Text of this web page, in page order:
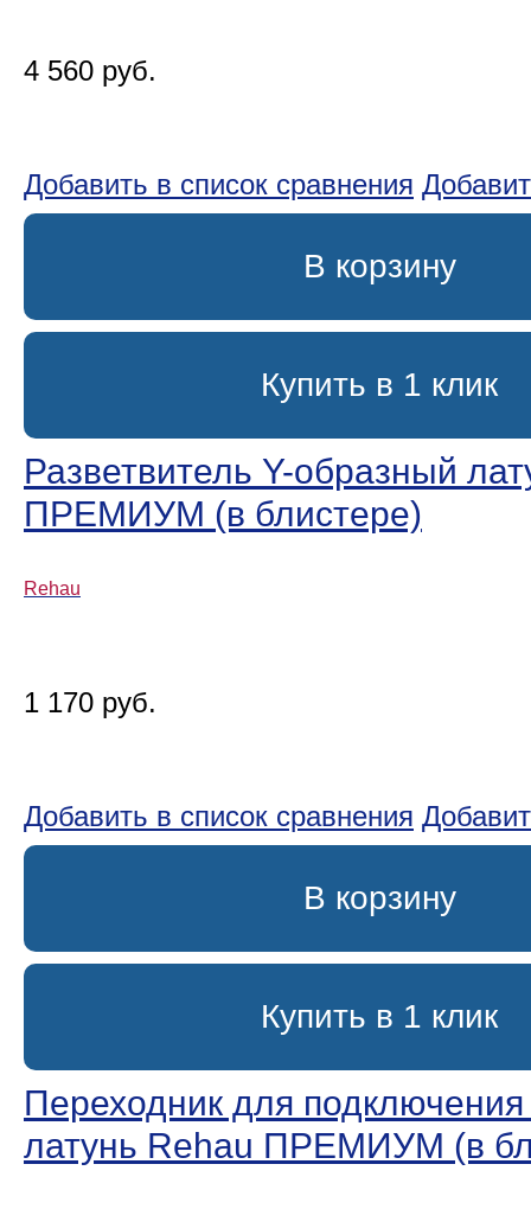
4 560 руб.
Добавить в список сравнения
В корзину
Купить в 1 клик
Разветвитель Y-образный
ПРЕМИУМ (в блистере)
Rehau
1 170 руб.
Добавить в список сравнения
В корзину
Купить в 1 клик
Переходник для подключения
латунь Rehau ПРЕМИУМ (в